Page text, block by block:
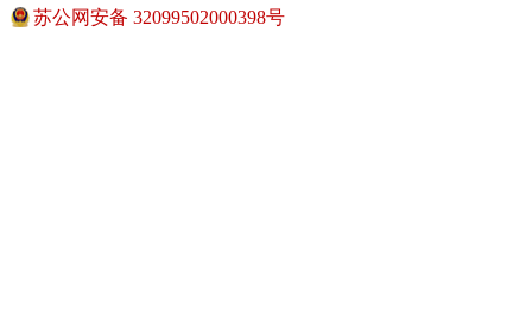
苏公网安备 32099502000398号